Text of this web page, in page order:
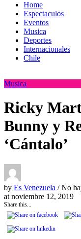
Home
Espectaculos
Eventos
Musica
Deportes
Internacionales
Chile
Musica
Ricky
Bunny y
‘Cántalo’
by Es Venezuela / No
at noviembre 12, 2019
Share this...